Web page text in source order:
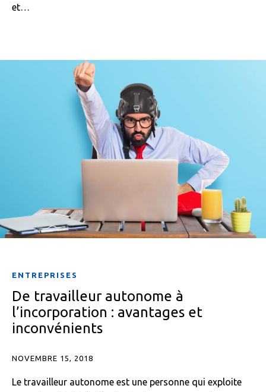
et…
ENTREPRISES
De travailleur autonome à
l’incorporation : avantages et
inconvénients
NOVEMBRE 15, 2018
Le travailleur autonome est une personne qui exploite